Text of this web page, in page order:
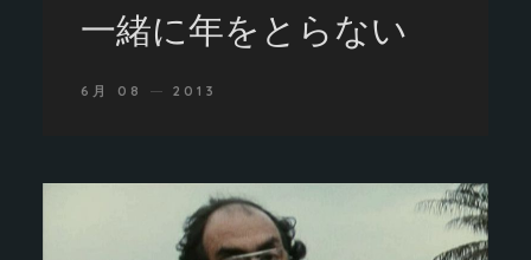
一緒に年をとらない
6月 08 2013